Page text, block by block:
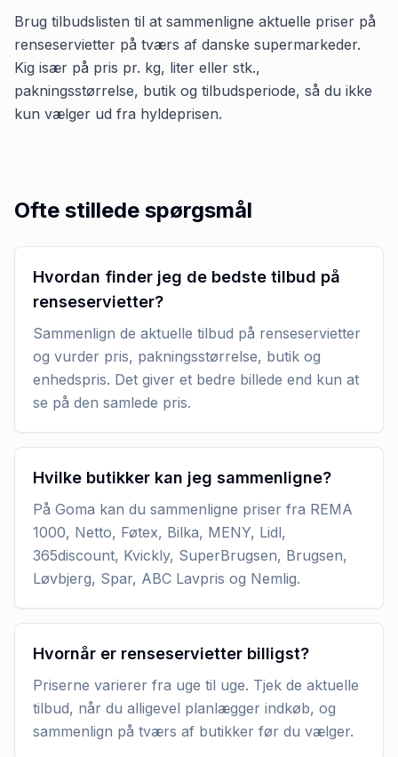
Brug tilbudslisten til at sammenligne aktuelle priser på
renseservietter på tværs af danske supermarkeder.
Kig især på pris pr. kg, liter eller stk.,
pakningsstørrelse, butik og tilbudsperiode, så du ikke
kun vælger ud fra hyldeprisen.
Ofte stillede spørgsmål
Hvordan finder jeg de bedste tilbud på
renseservietter?
Sammenlign de aktuelle tilbud på renseservietter
og vurder pris, pakningsstørrelse, butik og
enhedspris. Det giver et bedre billede end kun at
se på den samlede pris.
Hvilke butikker kan jeg sammenligne?
På Goma kan du sammenligne priser fra REMA
1000, Netto, Føtex, Bilka, MENY, Lidl,
365discount, Kvickly, SuperBrugsen, Brugsen,
Løvbjerg, Spar, ABC Lavpris og Nemlig.
Hvornår er renseservietter billigst?
Priserne varierer fra uge til uge. Tjek de aktuelle
tilbud, når du alligevel planlægger indkøb, og
sammenlign på tværs af butikker før du vælger.